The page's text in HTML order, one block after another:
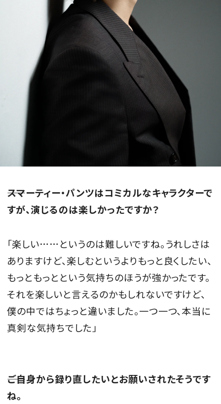
――スマーティー・パンツはコミカルなキャラクターで
すが、演じるのは楽しかったですか？
「楽しい……というのは難しいですね。うれしさは
ありますけど、楽しむというよりもっと良くしたい、
もっともっとという気持ちのほうが強かったです。
それを楽しいと言えるのかもしれないですけど、
僕の中ではちょっと違いました。一つ一つ、本当に
真剣な気持ちでした」
――ご自身から録り直したいとお願いされたそうです
ね。